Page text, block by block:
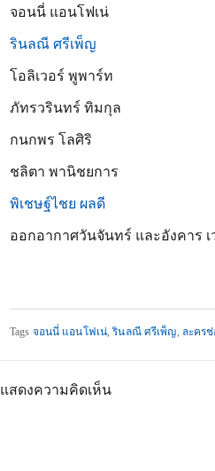
จอนนี่ แอนโฟเน่
รินลณี ศรีเพ็ญ
โอลิเวอร์ พูพาร์ท
ภัทรวรินทร์ ทิมกุล
กนกพร โลศิริ
ชลิตา พานิชยการ
พิเชษฐ์ไชย ผลดี
ออกอากาศวันจันทร์ และอังคาร เ
Tags จอนนี่ แอนโฟเน่,รินลณี ศรีเพ็ญ, ละครช่
แสดงความคิดเห็น